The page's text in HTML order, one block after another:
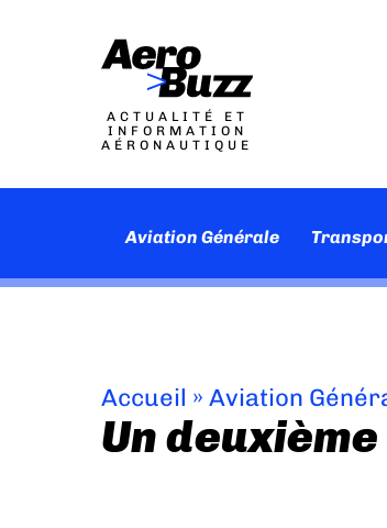
ACTUALITÉ ET
INFORMATION
AÉRONAUTIQUE
Aviation Générale
Accueil » Aviation
Un